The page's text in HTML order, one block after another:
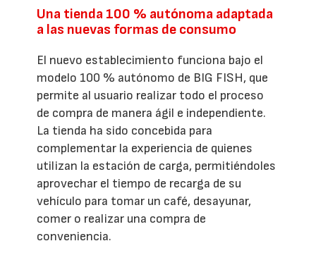
Una tienda 100 % autónoma adaptada
a las nuevas formas de consumo
El nuevo establecimiento funciona bajo el
modelo 100 % autónomo de BIG FISH, que
permite al usuario realizar todo el proceso
de compra de manera ágil e independiente.
La tienda ha sido concebida para
complementar la experiencia de quienes
utilizan la estación de carga, permitiéndoles
aprovechar el tiempo de recarga de su
vehículo para tomar un café, desayunar,
comer o realizar una compra de
conveniencia.